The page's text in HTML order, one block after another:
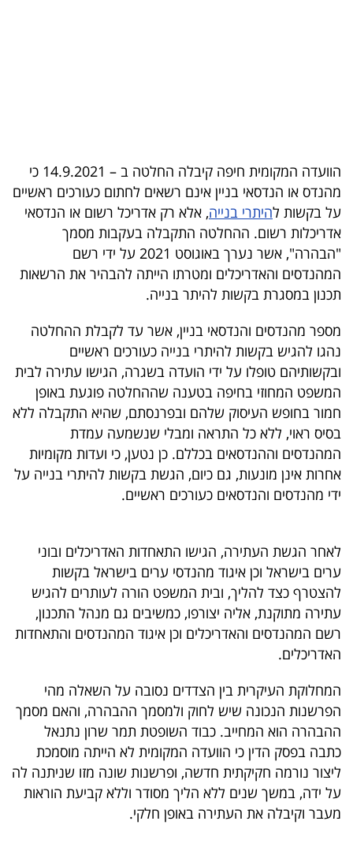
פודקאסט
40
UNDER
40
שיתופי
פעולה
דרושים
ניוזלטרים
אדום
פרסמו
באייס
אחרינו:
הוועדה המקומית חיפה קיבלה החלטה ב – 14.9.2021 כי
מהנדס או הנדסאי בניין אינם רשאים לחתום כעורכים ראשיים
על בקשות להיתרי בנייה, אלא רק אדריכל רשום או הנדסאי
אדריכלות רשום. ההחלטה התקבלה בעקבות מסמך
"הבהרה", אשר נערך באוגוסט 2021 על ידי רשם
המהנדסים והאדריכלים ומטרתו הייתה להבהיר את הרשאות
תכנון במסגרת בקשות להיתר בנייה.
מספר מהנדסים והנדסאי בניין, אשר עד לקבלת ההחלטה
נהגו להגיש בקשות להיתרי בנייה כעורכים ראשיים
ובקשותיהם טופלו על ידי הועדה בשגרה, הגישו עתירה לבית
המשפט המחוזי בחיפה בטענה שההחלטה פוגעת באופן
חמור בחופש העיסוק שלהם ובפרנסתם, שהיא התקבלה ללא
בסיס ראוי, ללא כל התראה ומבלי שנשמעה עמדת
המהנדסים וההנדסאים בכללם. כן נטען, כי ועדות מקומיות
אחרות אינן מונעות, גם כיום, הגשת בקשות להיתרי בנייה על
ידי מהנדסים והנדסאים כעורכים ראשיים.
לאחר הגשת העתירה, הגישו התאחדות האדריכלים ובוני
ערים בישראל וכן איגוד מהנדסי ערים בישראל בקשות
להצטרף כצד להליך, ובית המשפט הורה לעותרים להגיש
עתירה מתוקנת, אליה יצורפו, כמשיבים גם מנהל התכנון,
רשם המהנדסים והאדריכלים וכן איגוד המהנדסים והתאחדות
האדריכלים.
המחלוקת העיקרית בין הצדדים נסובה על השאלה מהי
הפרשנות הנכונה שיש לחוק ולמסמך ההבהרה, והאם מסמך
ההבהרה הוא המחייב. כבוד השופטת תמר שרון נתנאל
כתבה בפסק הדין כי הוועדה המקומית לא הייתה מוסמכת
ליצור נורמה חקיקתית חדשה, ופרשנות שונה מזו שניתנה לה
על ידה, במשך שנים ללא הליך מסודר וללא קביעת הוראות
מעבר וקיבלה את העתירה באופן חלקי.